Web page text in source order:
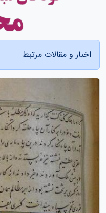
اخبار و مقالات مرتبط